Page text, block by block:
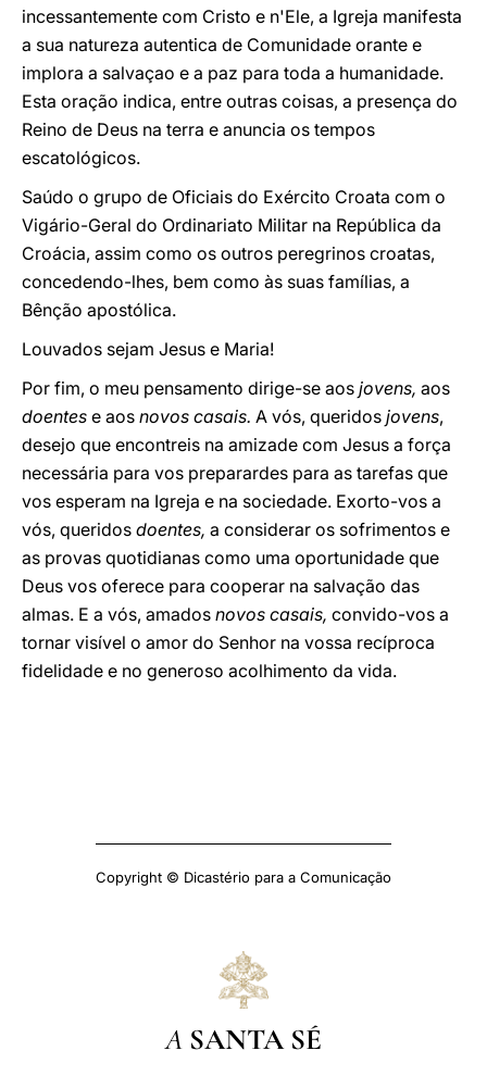
incessantemente com Cristo e n'Ele, a Igreja manifesta
a sua natureza autentica de Comunidade orante e
implora a salvaçao e a paz para toda a humanidade.
Esta oração indica, entre outras coisas, a presença do
Reino de Deus na terra e anuncia os tempos
escatológicos.
Saúdo o grupo de Oficiais do Exército Croata com o
Vigário-Geral do Ordinariato Militar na República da
Croácia, assim como os outros peregrinos croatas,
concedendo-lhes, bem como às suas famílias, a
Bênção apostólica.
Louvados sejam Jesus e Maria!
Por fim, o meu pensamento dirige-se aos jovens, aos
doentes e aos novos casais. A vós, queridos jovens,
desejo que encontreis na amizade com Jesus a força
necessária para vos preparardes para as tarefas que
vos esperam na Igreja e na sociedade. Exorto-vos a
vós, queridos doentes, a considerar os sofrimentos e
as provas quotidianas como uma oportunidade que
Deus vos oferece para cooperar na salvação das
almas. E a vós, amados novos casais, convido-vos a
tornar visível o amor do Senhor na vossa recíproca
fidelidade e no generoso acolhimento da vida.
Copyright © Dicastério para a Comunicação
A SANTA SÉ